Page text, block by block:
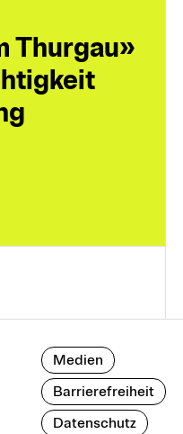
Thurgau»
Medien
Barrierefreiheit
Datenschutz